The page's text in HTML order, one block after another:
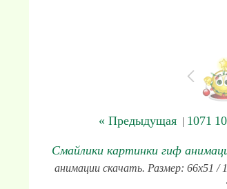
« Предыдущая| 1071
Смайлики картинки гиф
анимации скачать. Размер: 66x51